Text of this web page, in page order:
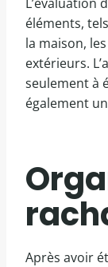
éléments,
la maison,
extérieurs.
seulement à
également
Après avoir